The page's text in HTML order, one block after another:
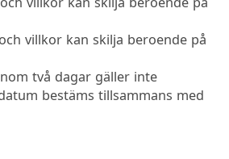
villkor kan skilja beroende på
två dagar gäller inte
bestäms tillsammans med